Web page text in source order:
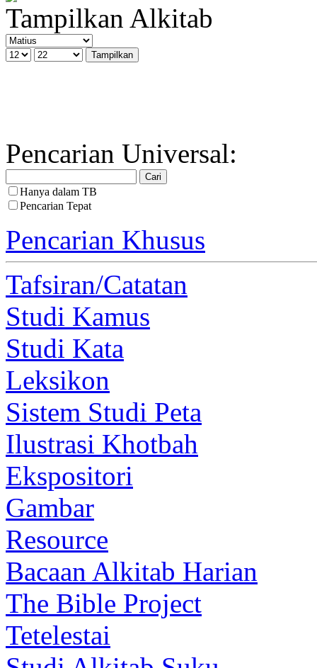
Tampilkan Alkitab
Pencarian Universal:
Hanya dalam TB
Pencarian Tepat
Pencarian Khusus
Tafsiran/Catatan
Studi Kamus
Studi Kata
Leksikon
Sistem Studi Peta
Ilustrasi Khotbah
Ekspositori
Gambar
Resource
Bacaan Alkitab Harian
The Bible Project
Tetelestai